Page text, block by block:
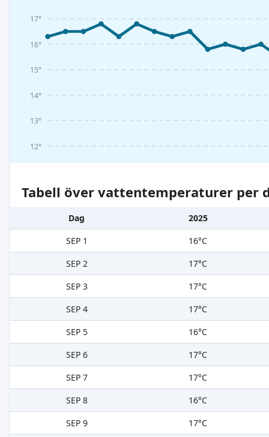
12°
13°
14°
15°
16°
17°
Tabell över vattentemperaturer per
Dag
2025
SEP 1
16°C
SEP 2
17°C
SEP 3
17°C
SEP 4
17°C
SEP 5
16°C
SEP 6
17°C
SEP 7
17°C
SEP 8
16°C
SEP 9
17°C